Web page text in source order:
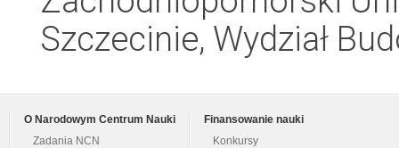
Szczecinie, Wydział
O Narodowym Centrum Nauki
Zadania NCN
Finansowanie nauki
Konkursy